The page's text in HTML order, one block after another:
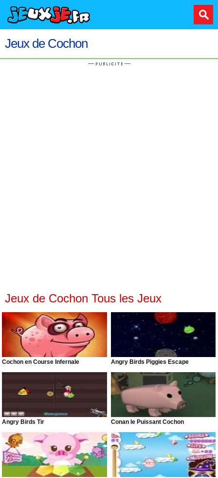
Jeux de Cochon
Jeux de Cochon Tous les Jeux
Cochon en Course Infernale Angry Birds Piggies Escape
Angry Birds Tir Conan le Puissant Cochon